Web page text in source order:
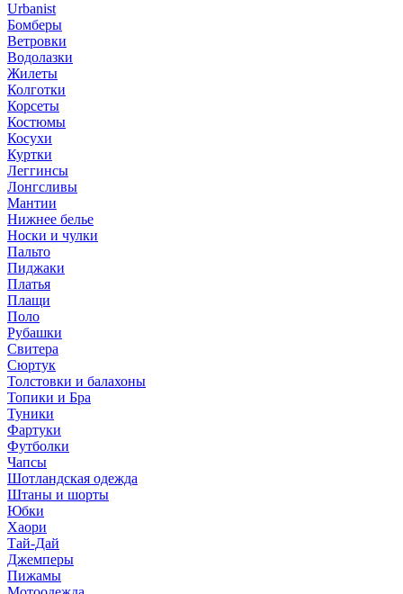
Urbanist
Бомберы
Ветровки
Водолазки
Жилеты
Колготки
Корсеты
Костюмы
Косухи
Куртки
Леггинсы
Лонгсливы
Мантии
Нижнее белье
Носки и чулки
Пальто
Пиджаки
Платья
Плащи
Поло
Рубашки
Свитера
Сюртук
Толстовки и балахоны
Топики и Бра
Туники
Фартуки
Футболки
Чапсы
Шотландская одежда
Штаны и шорты
Юбки
Хаори
Тай-Дай
Джемперы
Пижамы